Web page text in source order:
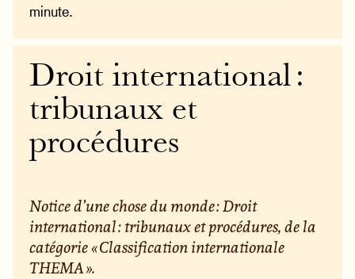
minute.
Droit international :
tribunaux et
procédures
Notice d’une chose du monde : Droit
international : tribunaux et procédures, de la
catégorie « Classification internationale
THEMA ».